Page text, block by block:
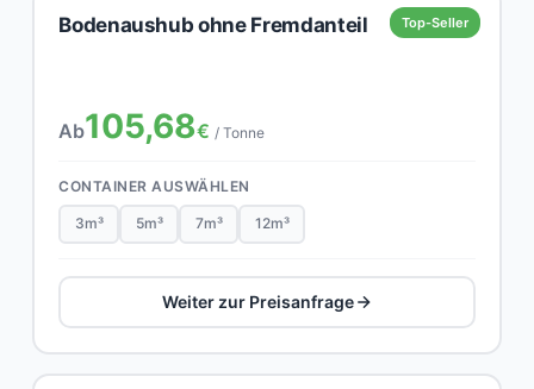
Top-Seller
Bodenaushub ohne Fremdanteil
Ab105,68€ / Tonne
CONTAINER AUSWÄHLEN
3m³ 5m³ 7m³ 12m³
Weiter zur Preisanfrage